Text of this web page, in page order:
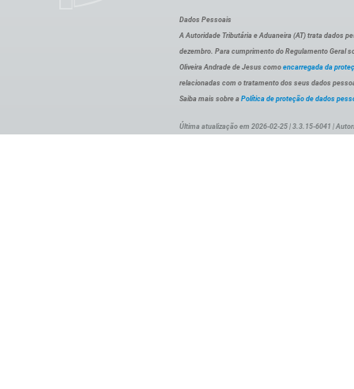
Dados Pessoais
A Autoridade Tributária e Aduaneira (AT) trata dados
dezembro. Para cumprimento do Regulamento Geral
Oliveira Andrade de Jesus como encarregada da
relacionadas com o tratamento dos seus dados
Saiba mais sobre a Política de proteção de dados
Última atualização em 2026-02-25 | 3.3.15-6041 |